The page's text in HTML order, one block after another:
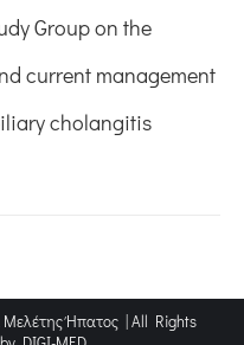
Group on the
current management
cholangitis
Μελέτης Ήπατος | All Rights